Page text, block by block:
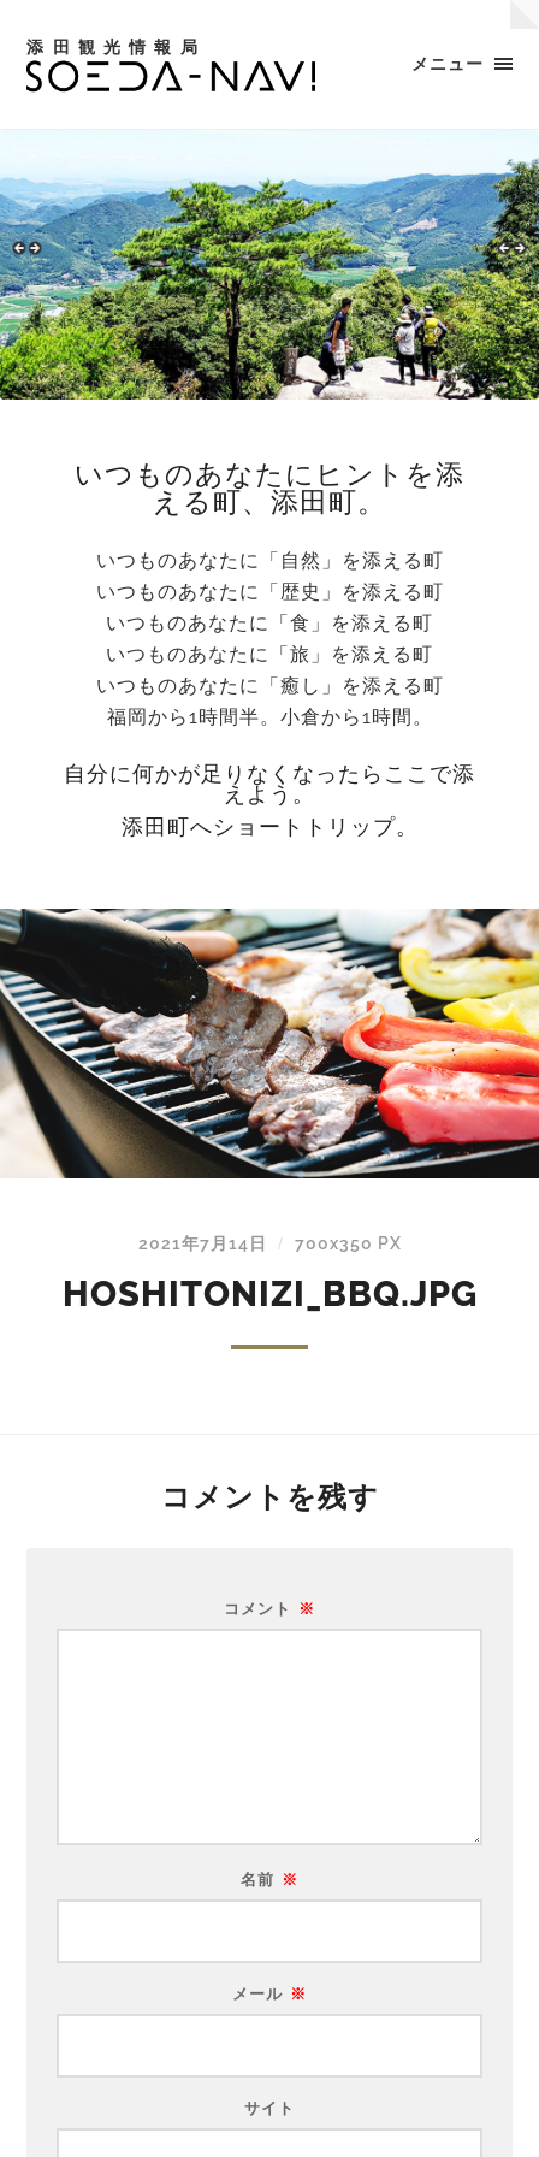
添田観光情報局
メニュー
いつものあなたにヒントを添
える町、添田町。
いつものあなたに「自然」を添える町
いつものあなたに「歴史」を添える町
いつものあなたに「食」を添える町
いつものあなたに「旅」を添える町
いつものあなたに「癒し」を添える町
福岡から1時間半。小倉から1時間。
自分に何かが足りなくなったらここで添
えよう。
添田町へショートトリップ。
2021年7月14日 / 700x350 PX
HOSHITONIZI_BBQ.JPG
コメントを残す
コメント ※
名前 ※
メール ※
サイト